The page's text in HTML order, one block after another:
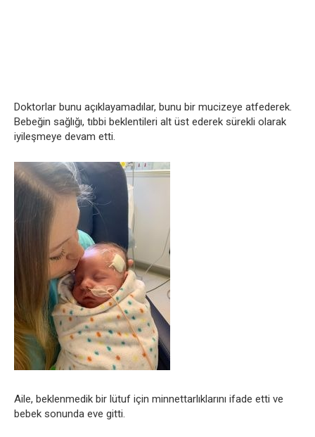
Doktorlar bunu açıklayamadılar, bunu bir mucizeye atfederek.
Bebeğin sağlığı, tıbbi beklentileri alt üst ederek sürekli olarak
iyileşmeye devam etti.
Aile, beklenmedik bir lütuf için minnettarlıklarını ifade etti ve
bebek sonunda eve gitti.